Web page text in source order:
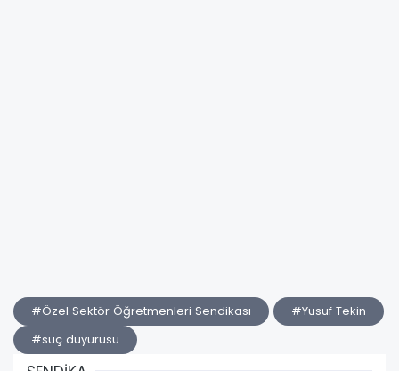
#Özel Sektör Öğretmenleri Sendikası
#Yusuf Tekin
#suç duyurusu